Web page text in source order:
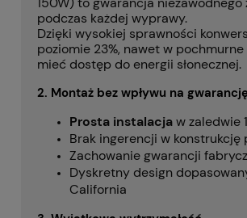
podczas każdej wyprawy.
Dzięki wysokiej sprawności
poziomie 23%, nawet w
mieć dostęp do energii słonecznej.
2. Montaż bez wpływu na
Prosta instalacjaw zaledwie
Brak ingerencji w konstrukcję
Zachowanie gwarancji
Dyskretny design
California